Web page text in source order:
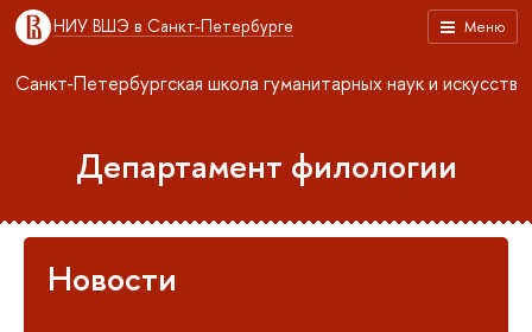
Меню
НИУ ВШЭ в Санкт-Петербурге
Санкт-Петербургская школа гуманитарных наук и искусств
Департамент филологии
Новости